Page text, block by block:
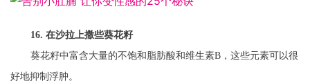
16. 在沙拉上撒些葵花籽
葵花籽中富含大量的不饱和脂肪酸和维生素B，这些元素可以很
好地抑制浮肿。